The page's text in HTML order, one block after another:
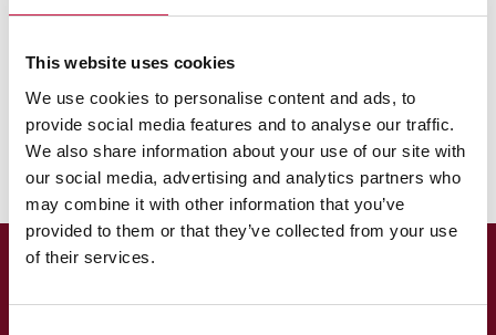
This website uses cookies
We use cookies to personalise content and ads, to
provide social media features and to analyse our traffic.
We also share information about your use of our site with
our social media, advertising and analytics partners who
may combine it with other information that you’ve
provided to them or that they’ve collected from your use
of their services.
Vuosikertomus 2020
Tilinpäätös ja toimintakertomus 2020